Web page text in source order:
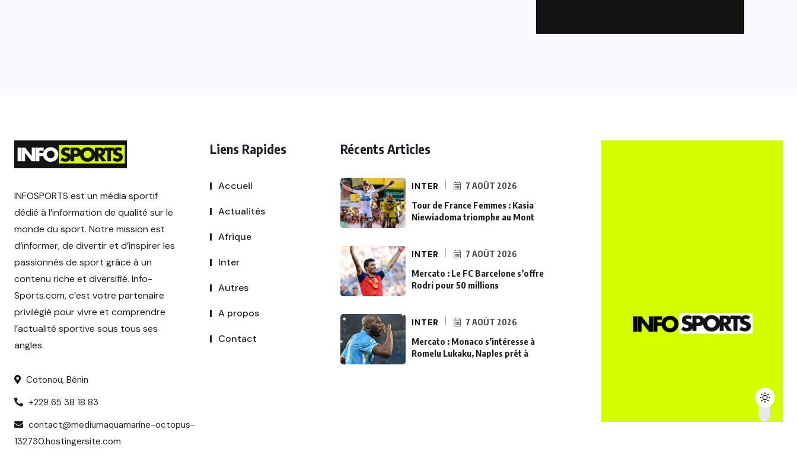
INFOSPORTS est un média sportif
dédié à l’information de qualité sur le
monde du sport. Notre mission est
d’informer, de divertir et d’inspirer les
passionnés de sport grâce à un
contenu riche et diversifié. Info-
Sports.com, c’est votre partenaire
privilégié pour vivre et comprendre
l’actualité sportive sous tous ses
angles.
Cotonou, Bénin
+229 65 38 18 83
contact@mediumaquamarine-octopus-
132730.hostingersite.com
Liens Rapides
Accueil
Actualités
Afrique
Inter
Autres
A propos
Contact
Récents Articles
INTER 7 AOÛT 2026
Tour de France Femmes : Kasia
Niewiadoma triomphe au Mont
INTER 7 AOÛT 2026
Mercato : Le FC Barcelone s’offre
Rodri pour 50 millions
INTER 7 AOÛT 2026
Mercato : Monaco s’intéresse à
Romelu Lukaku, Naples prêt à